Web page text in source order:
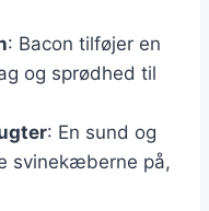
: Bacon tilføjer en
og sprødhed til
: En sund og
svinekæberne på,